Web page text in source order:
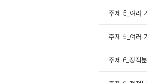
주제 5_여러
주제 5_여러
주제 6_정적